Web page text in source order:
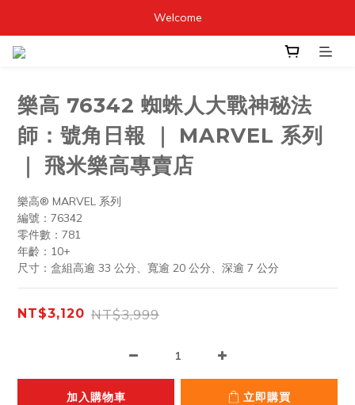
Welcome
樂高 76342 蜘蛛人大戰神秘法
師：號角日報 ｜ MARVEL 系列
｜ 飛米樂高專賣店
樂高® MARVEL 系列
編號：76342
零件數：781
年齡：10+
尺寸：盒組高逾 33 公分、寬逾 20 公分、深逾 7 公分
NT$3,120 NT$3,999
加入購物車 立即購買